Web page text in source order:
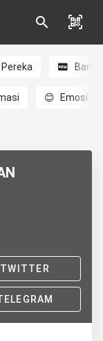
Pereka Baru
😊 Emosi
TWITTER